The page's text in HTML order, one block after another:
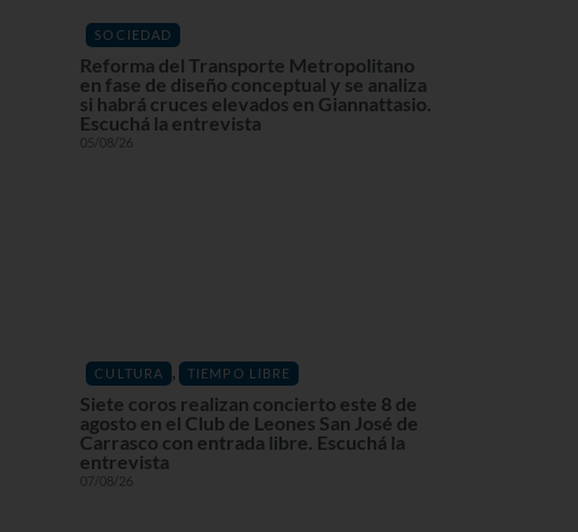
SOCIEDAD
Reforma del Transporte Metropolitano
en fase de diseño conceptual y se analiza
si habrá cruces elevados en Giannattasio.
Escuchá la entrevista
05/08/26
CULTURA , TIEMPO LIBRE
Siete coros realizan concierto este 8 de
agosto en el Club de Leones San José de
Carrasco con entrada libre. Escuchá la
entrevista
07/08/26